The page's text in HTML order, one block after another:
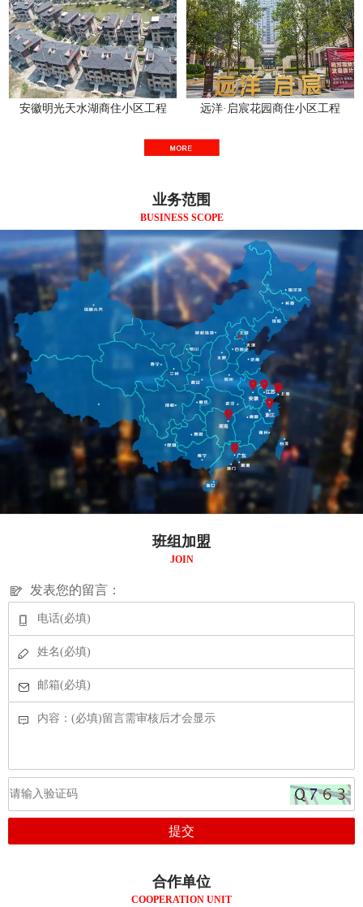
安徽明光天水湖商住小区工程 远洋·启宸花园商住小区工程
业务范围
BUSINESS SCOPE
班组加盟
JOIN
发表您的留言：
合作单位
COOPERATION UNIT